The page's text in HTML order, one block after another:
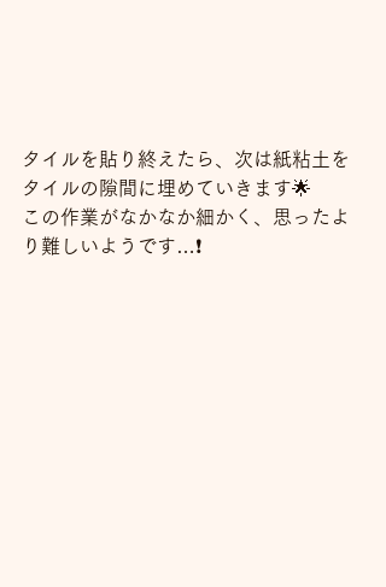
タイルを貼り終えたら、次は紙粘土を
タイルの隙間に埋めていきます🌟
この作業がなかなか細かく、思ったよ
り難しいようです…❗️